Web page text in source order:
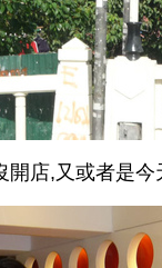
開店,又或者是今